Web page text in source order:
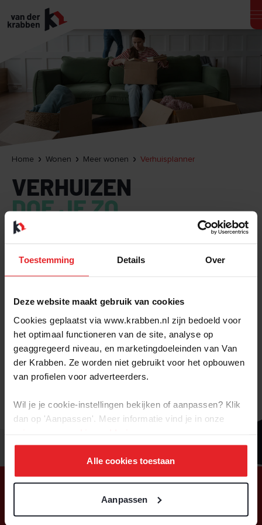
Toestemming Details Over
Deze website maakt gebruik van cookies
Cookies geplaatst via www.krabben.nl zijn bedoeld voor
het optimaal functioneren van de site, analyse op
geaggregeerd niveau, en marketingdoeleinden van Van
der Krabben. Ze worden niet gebruikt voor het opbouwen
van profielen voor adverteerders.
Wil je je cookie-instellingen bekijken of aanpassen? Klik
dan op 'Aanpassen'. Meer informatie vind je in onze
Alle cookies toestaan
Aanpassen
Home Wonen Meer wonen Verhuisplanner
VERHUIZEN
DOE JE ZO
Wonen
Het gaat gebeuren: de verhuizing! Heb je overal aan
gedacht? Wie moet je allemaal een verhuisbericht sturen?
allemaal voor je op een rij gezet in onze
handige verhuisplanner.
Prik deze verhuisplanner onder elkaar op je prikbord, zo
vergeet je niets!
VERHUISPLANNER